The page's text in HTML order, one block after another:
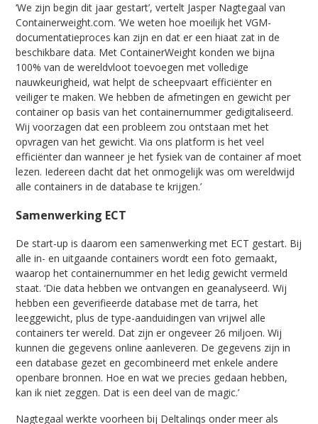
‘We zijn begin dit jaar gestart’, vertelt Jasper Nagtegaal van
Containerweight.com. ‘We weten hoe moeilijk het VGM-
documentatieproces kan zijn en dat er een hiaat zat in de
beschikbare data. Met ContainerWeight konden we bijna
100% van de wereldvloot toevoegen met volledige
nauwkeurigheid, wat helpt de scheepvaart efficiënter en
veiliger te maken. We hebben de afmetingen en gewicht per
container op basis van het containernummer gedigitaliseerd.
Wij voorzagen dat een probleem zou ontstaan met het
opvragen van het gewicht. Via ons platform is het veel
efficiënter dan wanneer je het fysiek van de container af moet
lezen. Iedereen dacht dat het onmogelijk was om wereldwijd
alle containers in de database te krijgen.’
Samenwerking ECT
De start-up is daarom een samenwerking met ECT gestart. Bij
alle in- en uitgaande containers wordt een foto gemaakt,
waarop het containernummer en het ledig gewicht vermeld
staat. ‘Die data hebben we ontvangen en geanalyseerd. Wij
hebben een geverifieerde database met de tarra, het
leeggewicht, plus de type-aanduidingen van vrijwel alle
containers ter wereld. Dat zijn er ongeveer 26 miljoen. Wij
kunnen die gegevens online aanleveren. De gegevens zijn in
een database gezet en gecombineerd met enkele andere
openbare bronnen. Hoe en wat we precies gedaan hebben,
kan ik niet zeggen. Dat is een deel van de magic.’
Nagtegaal werkte voorheen bij Deltalinqs onder meer als